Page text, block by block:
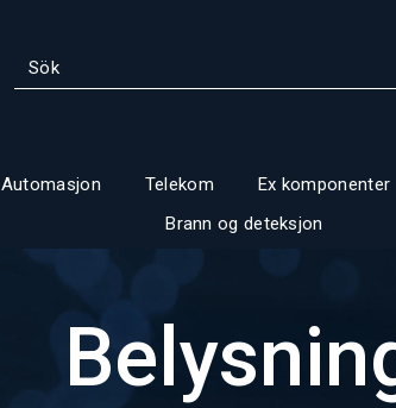
Automasjon Telekom Ex komponenter
Brann og deteksjon